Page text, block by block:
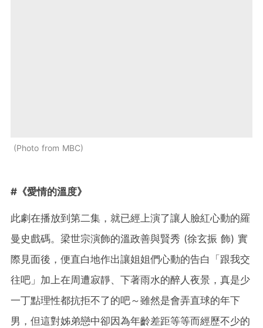
Photo from MBC
#《愛情的溫度》
此劇在播放到第二集，就已經上演了讓人臉紅心動的羅
曼史戲碼。梁世宗演飾的溫政善與賢秀 (徐玄振 飾) 實
際見面後，便直白地作出讓姐姐們心動的告白「跟我交
往吧」加上在周遭寂靜、下著雨水的醉人夜景，真是少
一丁點理性都抗拒不了的吧～雖然是會弄直球的年下
男，但這對姊弟戀中卻因為年齡差距等等而經歷不少的